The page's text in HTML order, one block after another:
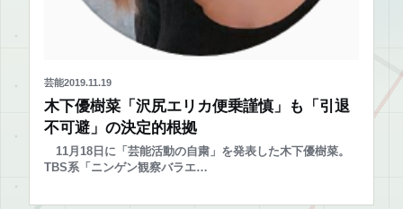
芸能2019.11.19
木下優樹菜「沢尻エリカ便乗謹慎」も「引退
不可避」の決定的根拠
11月18日に「芸能活動の自粛」を発表した木下優樹菜。
TBS系「ニンゲン観察バラエ…